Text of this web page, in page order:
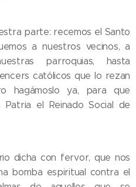
parte: recemos el Santo
a nuestros vecinos, a
parroquias, hasta
católicos que lo rezan
hagámoslo ya, para que
el Reinado Social de
dicha con fervor, que nos
bomba espiritual contra el